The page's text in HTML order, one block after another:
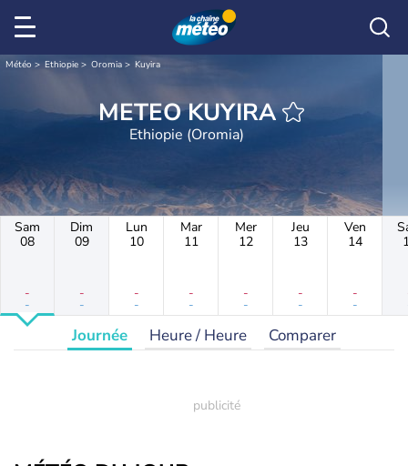
Météo Ethiopie Oromia Kuyira
METEO KUYIRA
Ethiopie (Oromia)
Sam
08
-
-
Dim
09
-
-
Lun
10
-
-
Mar
11
-
-
Mer
12
-
-
Jeu
13
-
-
Ven
14
-
-
Journée Heure / Heure Comparer